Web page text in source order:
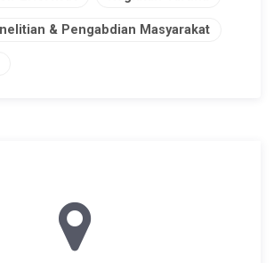
& Pengabdian Masyarakat